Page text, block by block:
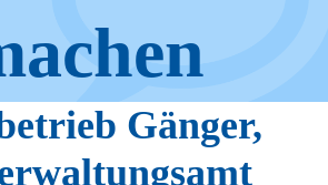
Gänger,